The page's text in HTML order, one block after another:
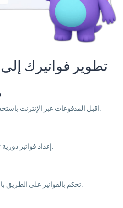
تطوير فواتيرك
اقبل المدفوعات عبر الإنترنت باستخدام بوابات الدفع المتعددة.
إعداد فواتير دورية تلقائية للعملاء المنتظمين.
تحكم بالفواتير على الطريق باستخدام تطبيقنا المحمول.